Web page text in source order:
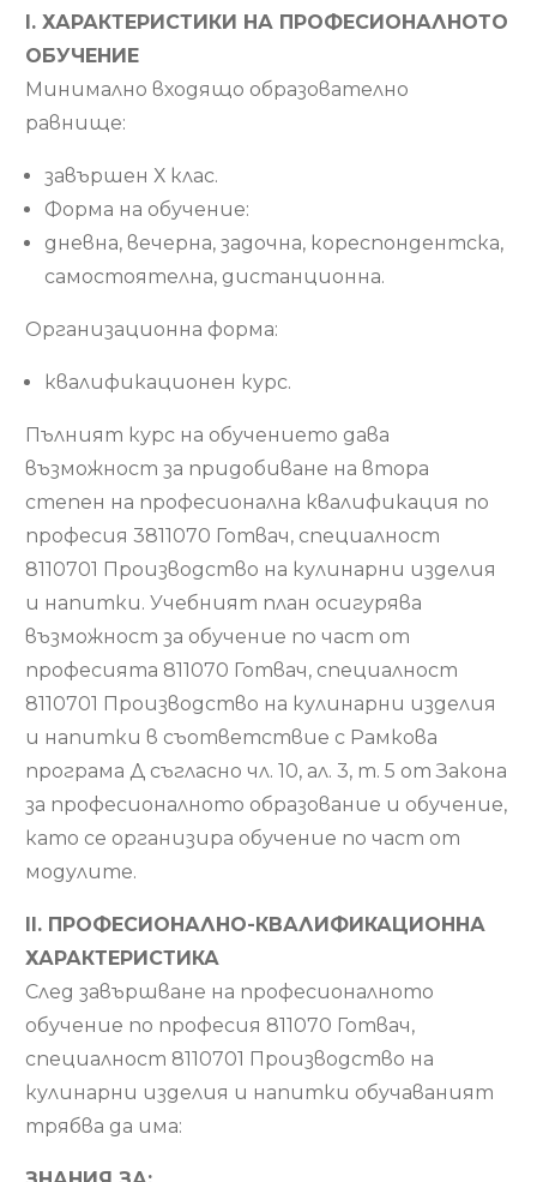
І. ХАРАКТЕРИСТИКИ НА ПРОФЕСИОНАЛНОТО
ОБУЧЕНИЕ
Минимално входящо образователно
равнище:
завършен Х клас.
Форма на обучение:
дневна, вечерна, задочна, кореспондентска,
самостоятелна, дистанционна.
Организационна форма:
квалификационен курс.
Пълният курс на обучението дава
възможност за придобиване на втора
степен на професионална квалификация по
професия 3811070 Готвач, специалност
8110701 Производство на кулинарни изделия
и напитки. Учебният план осигурява
възможност за обучение по част от
професията 811070 Готвач, специалност
8110701 Производство на кулинарни изделия
и напитки в съответствие с Рамкова
програма Д съгласно чл. 10, ал. 3, т. 5 от Закона
за професионалното образование и обучение,
като се организира обучение по част от
модулите.
ІІ. ПРОФЕСИОНАЛНО-КВАЛИФИКАЦИОННА
ХАРАКТЕРИСТИКА
След завършване на професионалното
обучение по професия 811070 Готвач,
специалност 8110701 Производство на
кулинарни изделия и напитки обучаваният
трябва да има: